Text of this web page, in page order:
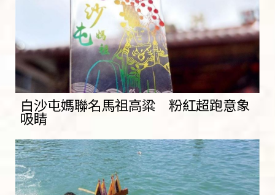
白沙屯媽聯名馬祖高粱 粉紅超跑意象
吸睛